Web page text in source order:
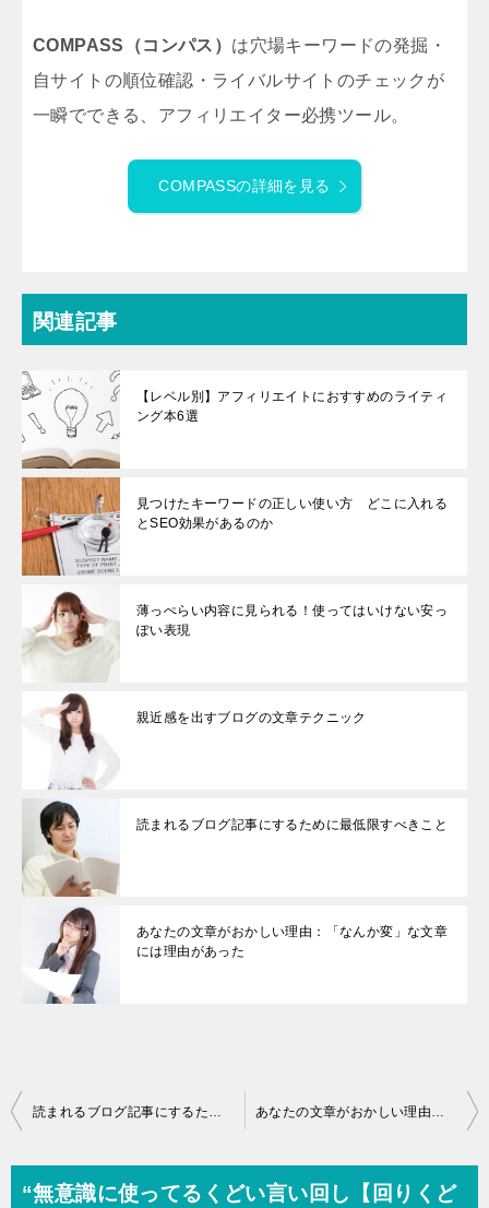
COMPASS（コンパス） は穴場キーワードの発掘・
自サイトの順位確認・ライバルサイトのチェックが
一瞬でできる、アフィリエイター必携ツール。
COMPASSの詳細を見る
関連記事
【レベル別】アフィリエイトにおすすめのライティ
ング本6選
見つけたキーワードの正しい使い方 どこに入れる
とSEO効果があるのか
薄っぺらい内容に見られる！使ってはいけない安っ
ぽい表現
親近感を出すブログの文章テクニック
読まれるブログ記事にするために最低限すべきこと
あなたの文章がおかしい理由：「なんか変」な文章
には理由があった
投
読まれるブログ記事にするために最低限すべきこと あなたの文章がおかしい理由：「なんか変」な文章には理由があった
“無意識に使ってるくどい言い回し【回りくど